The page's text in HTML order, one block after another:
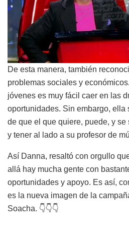
De esta manera, también
problemas sociales y
jóvenes es muy fácil caer en las
oportunidades. Sin embargo, ella
de que el que quiere, puede, y se
y tener al lado a su profesor de
Así Danna, resaltó con orgullo
allá hay mucha gente con
oportunidades y apoyo. Es así,
es la nueva imagen de la
Soacha. 👇👇👇